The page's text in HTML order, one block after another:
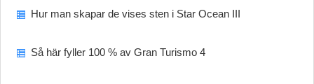
Hur man skapar de vises sten i Star Ocean III
Så här fyller 100 % av Gran Turismo 4